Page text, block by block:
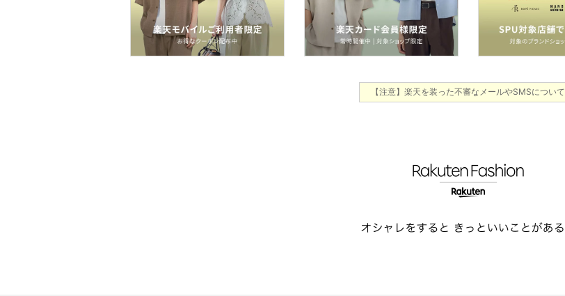
スポーツ・アウトドア用
【注意】楽天を装った不審なメールやSMSについて